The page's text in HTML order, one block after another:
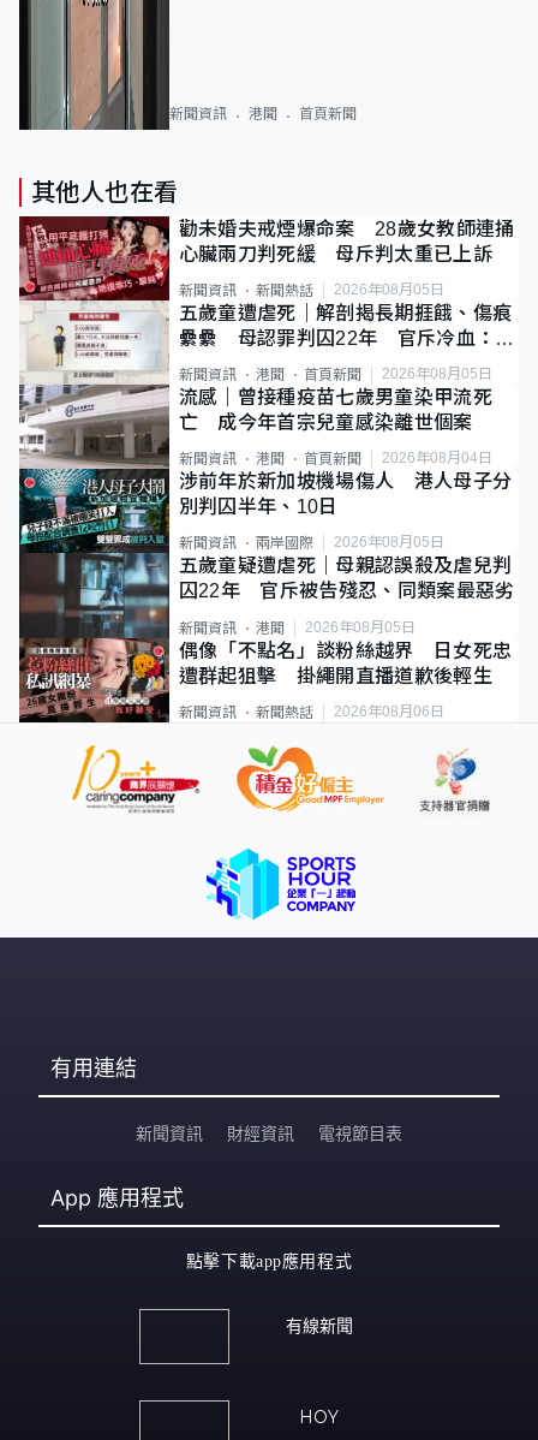
新聞資訊 港聞 首頁新聞
其他人也在看
勸未婚夫戒煙爆命案 28歲女教師連捅
心臟兩刀判死緩 母斥判太重已上訴
新聞資訊 新聞熱話 2026年08月05日
五歲童遭虐死｜解剖揭長期捱餓、傷痕
纍纍 母認罪判囚22年 官斥冷血：同
類案最惡劣
新聞資訊 港聞 首頁新聞 2026年08月05日
流感｜曾接種疫苗七歲男童染甲流死
亡 成今年首宗兒童感染離世個案
新聞資訊 港聞 首頁新聞 2026年08月04日
涉前年於新加坡機場傷人 港人母子分
別判囚半年、10日
新聞資訊 兩岸國際 2026年08月05日
五歲童疑遭虐死｜母親認誤殺及虐兒判
囚22年 官斥被告殘忍、同類案最惡劣
新聞資訊 港聞 2026年08月05日
偶像「不點名」談粉絲越界 日女死忠
遭群起狙擊 掛繩開直播道歉後輕生
新聞資訊 新聞熱話 2026年08月06日
有用連結
新聞資訊 財經資訊 電視節目表
App 應用程式
點擊下載app應用程式
有線新聞
HOY